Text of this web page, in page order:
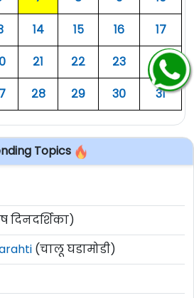
१४ १५ १६
१७
२१ २२ २३
२४
२८ २९ ३० ३१
Topics
दिनदर्शिका)
(चालू घडामोडी)